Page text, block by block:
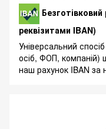
реквізитами IBAN)
Універсальний
осіб, ФОП, компаній)
наш рахунок IBAN за